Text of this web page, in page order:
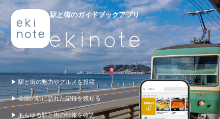
駅と街のガイドブックアプリ
▶ 駅と街の魅力やグルメを投稿
▶ 全国の駅に訪れた記録を残せる
▶ あらゆる駅と街の情報を確認